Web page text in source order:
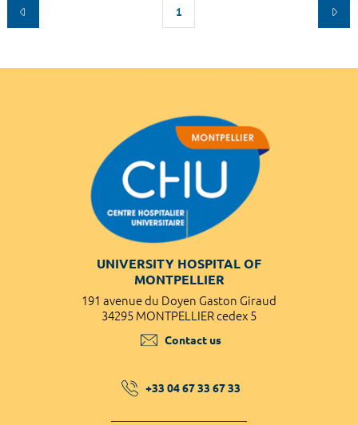
1
UNIVERSITY HOSPITAL OF
MONTPELLIER
191 avenue du Doyen Gaston Giraud
34295 MONTPELLIER cedex 5
Contact us
+33 04 67 33 67 33